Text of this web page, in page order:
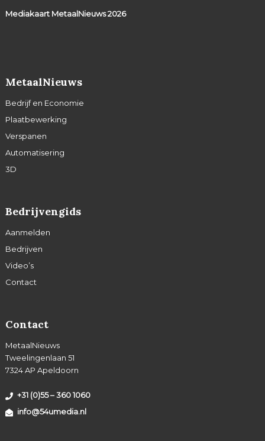
Mediakaart MetaalNieuws2026
MetaalNieuws
Bedrijf en Economie
Plaatbewerking
Verspanen
Automatisering
3D
Bedrijvengids
Aanmelden
Bedrijven
Video’s
Contact
Contact
MetaalNieuws
Tweelingenlaan 51
7324 AP Apeldoorn
+31 (0)55 – 360 1060
info@54umedia.nl